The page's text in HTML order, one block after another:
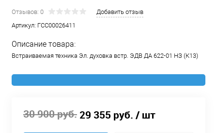
Отзывов: 0
Добавить отзыв
Артикул: ГСС00026411
Описание товара:
Встраиваемая техника Эл. духовка встр. ЭДВ ДА 622-01 НЗ (К13)
30 900 руб. 29 355 руб. / шт